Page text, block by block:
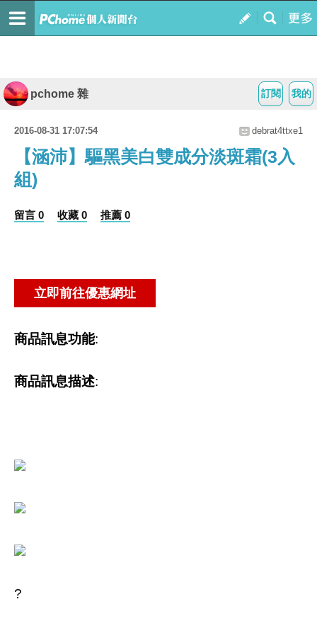
我的
訂閱
pchome 雜
2016-08-31 17:07:54 debrat4ttxe1
【涵沛】驅黑美白雙成分淡斑霜(3入
組)
留言 0 收藏 0 推薦 0
商品訊息功能:
商品訊息描述:
?